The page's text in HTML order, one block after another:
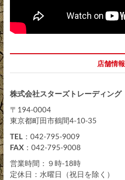
店舗情報
株式会社スターズトレーディング
〒194-0004
東京都町田市鶴間4-10-35
TEL：042-795-9009
FAX：042-795-9008
営業時間：９時-18時
定休日：水曜日（祝日を除く）